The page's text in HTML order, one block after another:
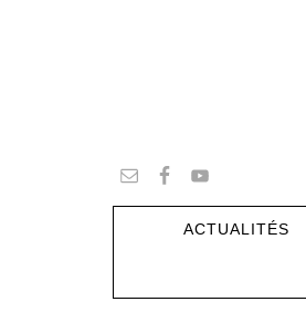
ACTUALITÉS